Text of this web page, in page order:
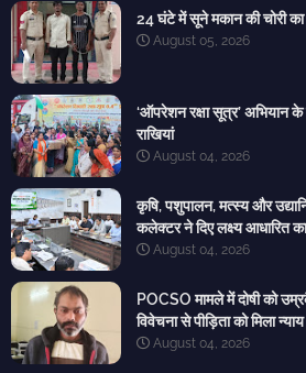
24 घंटे में सूने मकान की चोरी का
August 05, 2026
‘ऑपरेशन रक्षा सूत्र’ अभियान
राखियां
August 04, 2026
कृषि, पशुपालन, मत्स्य और
कलेक्टर ने दिए लक्ष्य आधारित
August 04, 2026
POCSO मामले में दोषी को
विवेचना से पीड़िता को मिला न्याय
August 04, 2026